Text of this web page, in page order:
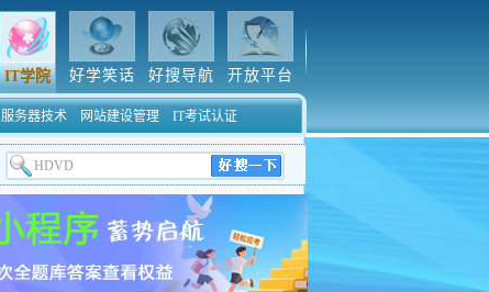
IT学院 好学笑话 好搜导航 开放平台
服务器技术 网站建设管理 IT考试认证